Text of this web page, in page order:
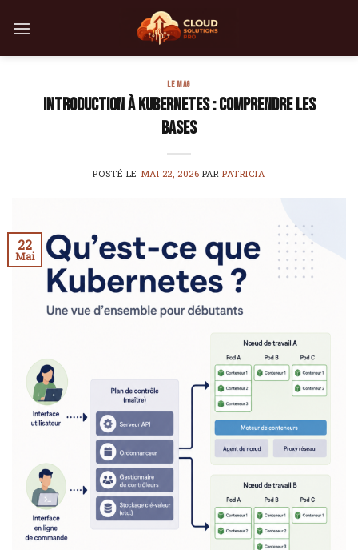
LE MAG
Introduction à Kubernetes : Comprendre les
bases
POSTÉ LE MAI 22, 2026 PARPATRICIA
22
Mai